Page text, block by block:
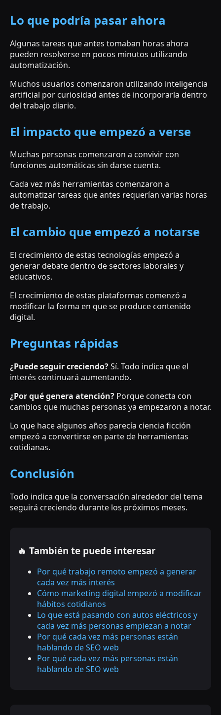
Lo que podría pasar ahora
Algunas tareas que antes tomaban horas ahora
pueden resolverse en pocos minutos utilizando
automatización.
Muchos usuarios comenzaron utilizando inteligencia
artificial por curiosidad antes de incorporarla dentro
del trabajo diario.
El impacto que empezó a verse
Muchas personas comenzaron a convivir con
funciones automáticas sin darse cuenta.
Cada vez más herramientas comenzaron a
automatizar tareas que antes requerían varias horas
de trabajo.
El cambio que empezó a notarse
El crecimiento de estas tecnologías empezó a
generar debate dentro de sectores laborales y
educativos.
El crecimiento de estas plataformas comenzó a
modificar la forma en que se produce contenido
digital.
Preguntas rápidas
¿Puede seguir creciendo?Sí. Todo indica que el
interés continuará aumentando.
¿Por qué genera atención? Porque conecta con
cambios que muchas personas ya empezaron a notar.
Lo que hace algunos años parecía ciencia ficción
empezó a convertirse en parte de herramientas
cotidianas.
Conclusión
Todo indica que la conversación alrededor del tema
seguirá creciendo durante los próximos meses.
🔥 También te puede interesar
Por qué trabajo remoto empezó a generar
cada vez más interés
Cómo marketing digital empezó a modificar
hábitos cotidianos
Lo que está pasando con autos eléctricos y
cada vez más personas empiezan a notar
Por qué cada vez más personas están
hablando de SEO web
Por qué cada vez más personas están
hablando de SEO web